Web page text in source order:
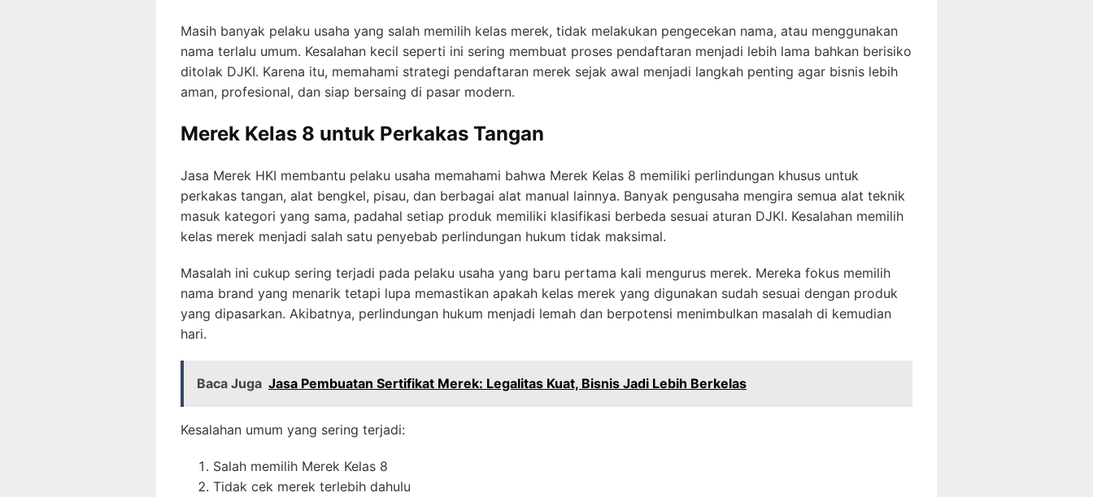
Masih banyak pelaku usaha yang salah memilih kelas merek, tidak melakukan pengecekan nama, atau menggunakan
nama terlalu umum. Kesalahan kecil seperti ini sering membuat proses pendaftaran menjadi lebih lama bahkan berisiko
ditolak DJKI. Karena itu, memahami strategi pendaftaran merek sejak awal menjadi langkah penting agar bisnis lebih
aman, profesional, dan siap bersaing di pasar modern.
Merek Kelas 8 untuk Perkakas Tangan
Jasa Merek HKI membantu pelaku usaha memahami bahwa Merek Kelas 8 memiliki perlindungan khusus untuk
perkakas tangan, alat bengkel, pisau, dan berbagai alat manual lainnya. Banyak pengusaha mengira semua alat teknik
masuk kategori yang sama, padahal setiap produk memiliki klasifikasi berbeda sesuai aturan DJKI. Kesalahan memilih
kelas merek menjadi salah satu penyebab perlindungan hukum tidak maksimal.
Masalah ini cukup sering terjadi pada pelaku usaha yang baru pertama kali mengurus merek. Mereka fokus memilih
nama brand yang menarik tetapi lupa memastikan apakah kelas merek yang digunakan sudah sesuai dengan produk
yang dipasarkan. Akibatnya, perlindungan hukum menjadi lemah dan berpotensi menimbulkan masalah di kemudian
hari.
Baca Juga Jasa Pembuatan Sertifikat Merek: Legalitas Kuat, Bisnis Jadi Lebih Berkelas
Kesalahan umum yang sering terjadi:
Salah memilih Merek Kelas 8
Tidak cek merek terlebih dahulu